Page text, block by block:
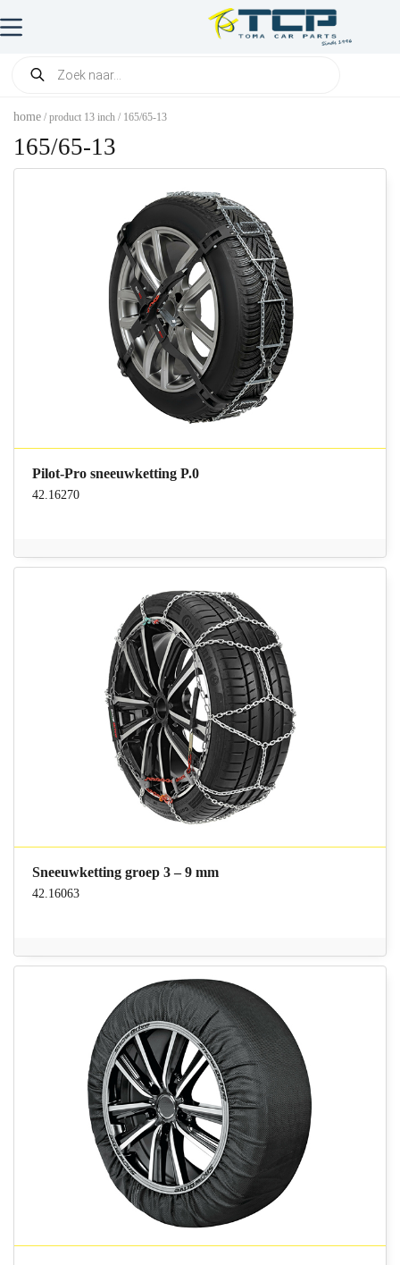
home / product 13 inch / 165/65-13
165/65-13
Pilot-Pro sneeuwketting P.0
42.16270
Sneeuwketting groep 3 – 9 mm
42.16063